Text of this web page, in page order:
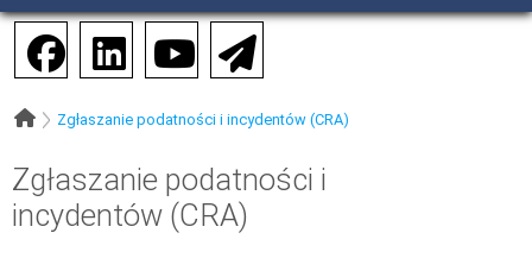
Zgłaszanie podatności i incydentów (CRA)
Zgłaszanie podatności i
incydentów (CRA)